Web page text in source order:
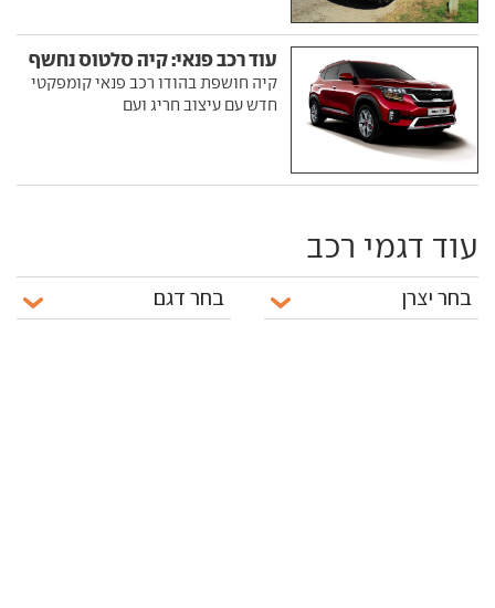
עוד רכב פנאי: קיה סלטוס נחשף
קיה חושפת בהודו רכב פנאי קומפקטי
חדש עם עיצוב חריג ועם
עוד דגמי רכב